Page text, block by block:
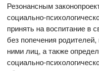
Резонансным
социально-
принять на воспитание в
без попечения
ними лиц, а также
социально-